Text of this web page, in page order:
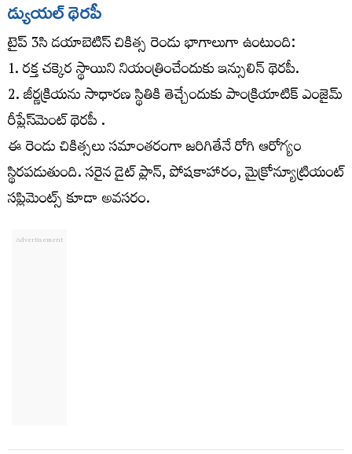
డ్యుయల్ థెరపీ
టైప్ 3సి డయాబెటిస్ చికిత్స రెండు భాగాలుగా ఉంటుంది:
1. రక్త చక్కెర స్థాయిని నియంత్రించేందుకు ఇన్సులిన్ థెరపీ.
2. జీర్ణక్రియను సాధారణ స్థితికి తెచ్చేందుకు పాంక్రియాటిక్ ఎంజైమ్
రీప్లేస్‌మెంట్ థెరపీ .
ఈ రెండు చికిత్సలు సమాంతరంగా జరిగితేనే రోగి ఆరోగ్యం
స్థిరపడుతుంది. సరైన డైట్ ప్లాన్, పోషకాహారం, మైక్రోన్యూట్రియంట్
సప్లిమెంట్స్ కూడా అవసరం.